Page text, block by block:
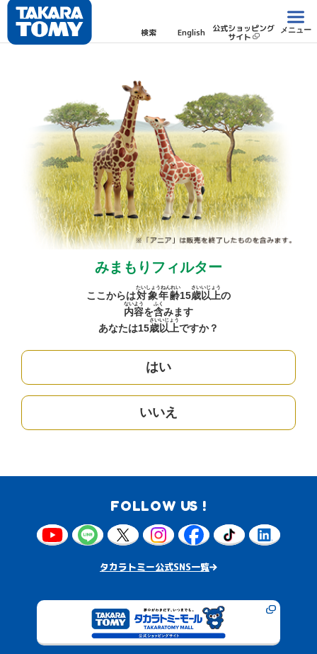
検索 English 公式ショッピング
サイト
メニュー
みまもりフィルター
ここからは対象年齢
たいしょうねんれい
15歳
さい
以上
いじょう
の
内容
ないよう
を含
ふく
みます
あなたは15歳
さい
以上
いじょう
ですか？
はい
いいえ
FOLLOW US !
タカラトミー公式SNS一覧